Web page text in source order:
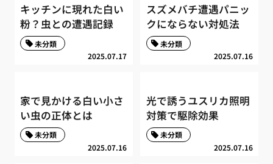
キッチンに現れた白い
粉？虫との遭遇記録
2025.07.17
未分類
スズメバチ遭遇パニッ
クにならない対処法
2025.07.16
未分類
家で見かける白い小さ
い虫の正体とは
2025.07.16
未分類
光で誘うユスリカ照明
対策で駆除効果
2025.07.16
未分類